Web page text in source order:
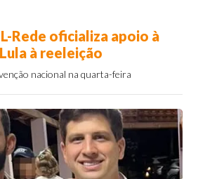
Rede oficializa apoio à
à reeleição
nacional na quarta-feira